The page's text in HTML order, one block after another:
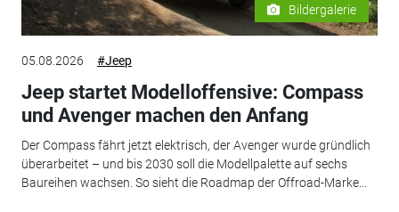
Bildergalerie
05.08.2026 #Jeep
Jeep startet Modelloffensive: Compass
und Avenger machen den Anfang
Der Compass fährt jetzt elektrisch, der Avenger wurde gründlich
überarbeitet – und bis 2030 soll die Modellpalette auf sechs
Baureihen wachsen. So sieht die Roadmap der Offroad-Marke...